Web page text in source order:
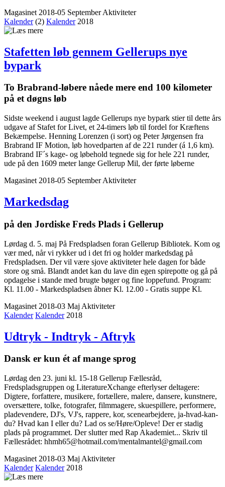
Magasinet 2018-05 September Aktiviteter
Kalender (2) Kalender2018
Stafetten løb gennem Gellerups nye
bypark
To Brabrand-løbere nåede mere end 100 kilometer
på et døgns løb
Sidste weekend i august lagde Gellerups nye bypark stier til dette års
udgave af Stafet for Livet, et 24-timers løb til fordel for Kræftens
Bekæmpelse. Henning Lorenzen (i sort) og Peter Jørgensen fra
Brabrand IF Motion, løb hovedparten af de 221 runder (á 1,6 km).
Brabrand IF´s kage- og løbehold tegnede sig for hele 221 runder,
ude på den 1609 meter lange Gellerup Mil, der førte løberne
Magasinet 2018-05 September Aktiviteter
Markedsdag
på den Jordiske Freds Plads i Gellerup
Lørdag d. 5. maj På Fredspladsen foran Gellerup Bibliotek. Kom og
vær med, når vi rykker ud i det fri og holder markedsdag på
Fredspladsen. Der vil være sjove aktiviteter hele dagen for både
store og små. Blandt andet kan du lave din egen spirepotte og gå på
opdagelse i stande med brugte bøger og fine loppefund. Program:
Kl. 11.00 - Markedspladsen åbner Kl. 12.00 - Gratis suppe Kl.
Magasinet 2018-03 Maj Aktiviteter
Kalender Kalender2018
Udtryk - Indtryk - Aftryk
Dansk er kun ét af mange sprog
Lørdag den 23. juni kl. 15-18 Gellerup Fællesråd,
Fredspladsgruppen og LiteratureXchange efterlyser deltagere:
Digtere, forfattere, musikere, fortællere, malere, dansere, kunstnere,
oversættere, tolke, fotografer, filmmagere, skuespillere, performere,
pladevendere, DJ's, VJ's, rappere, kor, scenearbejdere, ja-hvad-kan-
du? Hvad kan I eller du? Lad os se/Høre/Opleve! Der er stadig
plads på programmet. Der slutter med Rap Akademiet... Skriv til
Fællesrådet: hhmh65@hotmail.com/mentalmantel@gmail.com
Magasinet 2018-03 Maj Aktiviteter
Kalender Kalender2018